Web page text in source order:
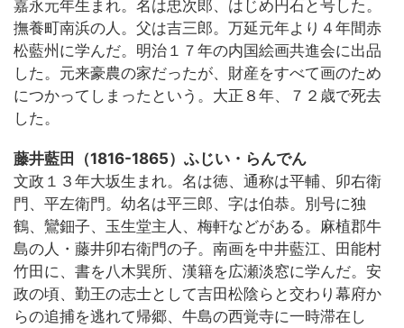
嘉永元年生まれ。名は忠次郎、はじめ円石と号した。
撫養町南浜の人。父は吉三郎。万延元年より４年間赤
松藍州に学んだ。明治１７年の内国絵画共進会に出品
した。元来豪農の家だったが、財産をすべて画のため
につかってしまったという。大正８年、７２歳で死去
した。
藤井藍田（1816-1865）ふじい・らんでん
文政１３年大坂生まれ。名は徳、通称は平輔、卯右衛
門、平左衛門。幼名は平三郎、字は伯恭。別号に独
鶴、鸞鈿子、玉生堂主人、梅軒などがある。麻植郡牛
島の人・藤井卯右衛門の子。南画を中井藍江、田能村
竹田に、書を八木巽所、漢籍を広瀬淡窓に学んだ。安
政の頃、勤王の志士として吉田松陰らと交わり幕府か
らの追捕を逃れて帰郷、牛島の西覚寺に一時滞在し